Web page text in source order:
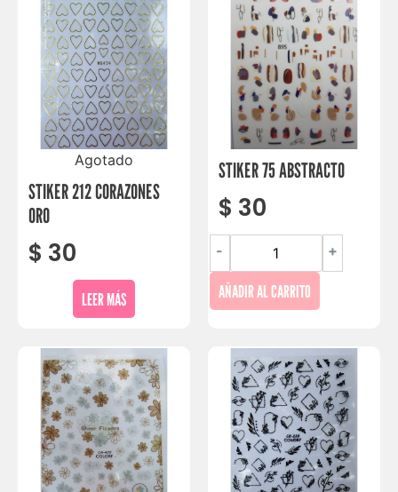
Agotado
STIKER 212 CORAZONES
ORO
$ 30
LEER MÁS
STIKER 75 ABSTRACTO
$ 30
- +
AÑADIR AL CARRITO